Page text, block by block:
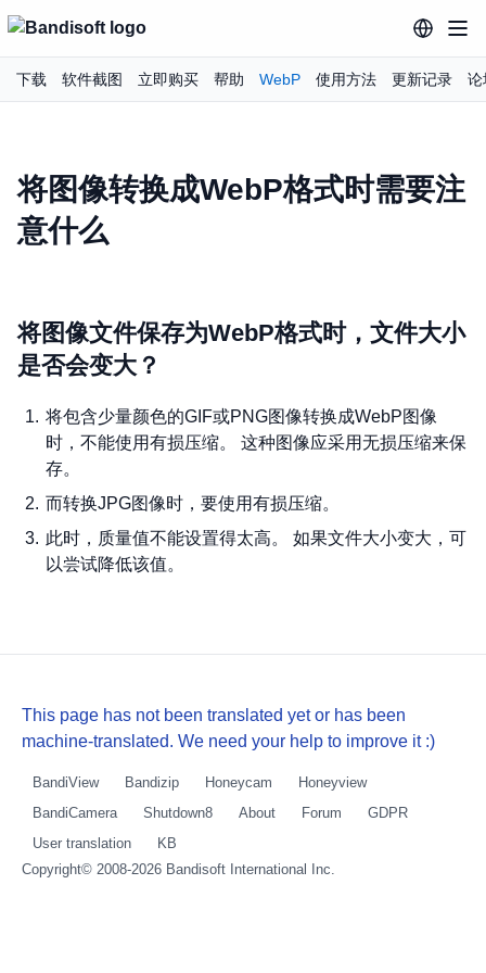
下载 软件截图 立即购买 帮助 WebP 使用方法 更新记录 论
将图像转换成WebP格式时需要注
意什么
将图像文件保存为WebP格式时，文件大小
是否会变大？
将包含少量颜色的GIF或PNG图像转换成WebP图像
时，不能使用有损压缩。 这种图像应采用无损压缩来保
存。
而转换JPG图像时，要使用有损压缩。
此时，质量值不能设置得太高。 如果文件大小变大，可
以尝试降低该值。
This page has not been translated yet or has been
machine-translated. We need your help to improve it :)
BandiView Bandizip Honeycam
Honeyview
BandiCamera
Shutdown8 About Forum
GDPR
User translation
KB
Copyright© 2008-2026 Bandisoft International Inc.